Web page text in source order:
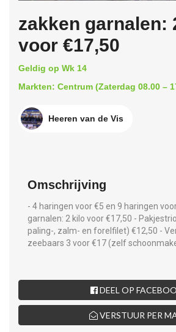
zakken garnalen:
voor €17,50
Geldig op Wk 14
Markten: Centrum (Zaterdag 08.00 –
Heeren van de Vis
Omschrijving
- 4 haringen voor €5 en 9 haringen
garnalen: 2 kilo voor €17,50 -
paling-, zalm- en forelfilet) €12,50 -
zeebaars 3 voor €17 (zelf
DEEL OP
VERSTUUR PER